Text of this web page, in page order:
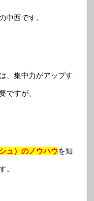
中西です。
、集中力がアップす
ですが、
ュ）のノウハウを知
。